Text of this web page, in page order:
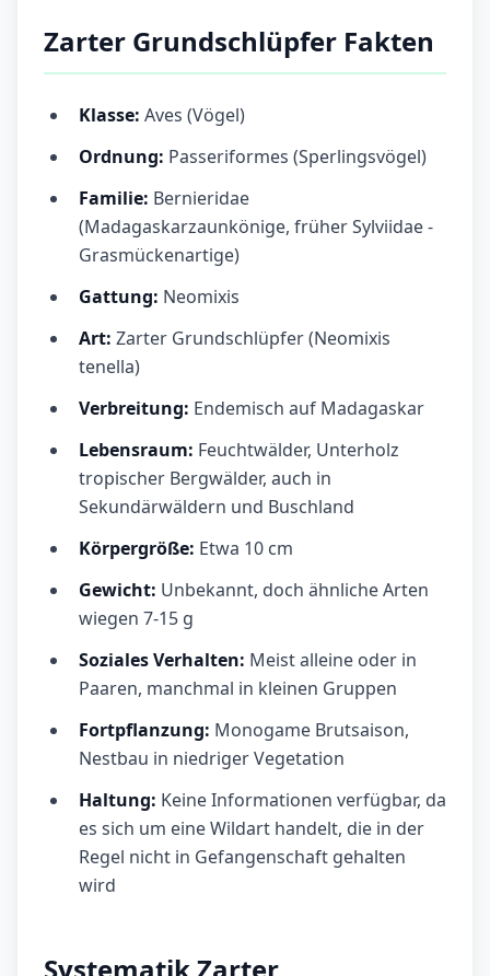
Zarter Grundschlüpfer Fakten
Klasse: Aves (Vögel)
Ordnung: Passeriformes (Sperlingsvögel)
Familie: Bernieridae
(Madagaskarzaunkönige, früher Sylviidae -
Grasmückenartige)
Gattung: Neomixis
Art: Zarter Grundschlüpfer (Neomixis
tenella)
Verbreitung: Endemisch auf Madagaskar
Lebensraum: Feuchtwälder, Unterholz
tropischer Bergwälder, auch in
Sekundärwäldern und Buschland
Körpergröße: Etwa 10 cm
Gewicht: Unbekannt, doch ähnliche Arten
wiegen 7-15 g
Soziales Verhalten: Meist alleine oder in
Paaren, manchmal in kleinen Gruppen
Fortpflanzung: Monogame Brutsaison,
Nestbau in niedriger Vegetation
Haltung: Keine Informationen verfügbar, da
es sich um eine Wildart handelt, die in der
Regel nicht in Gefangenschaft gehalten
wird